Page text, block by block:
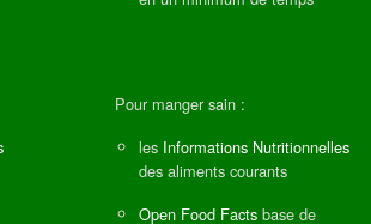
Pour manger sain :
les Informations Nutritionnelles
des aliments courants
Open Food Facts base de